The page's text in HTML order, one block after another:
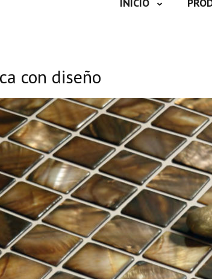
con diseño